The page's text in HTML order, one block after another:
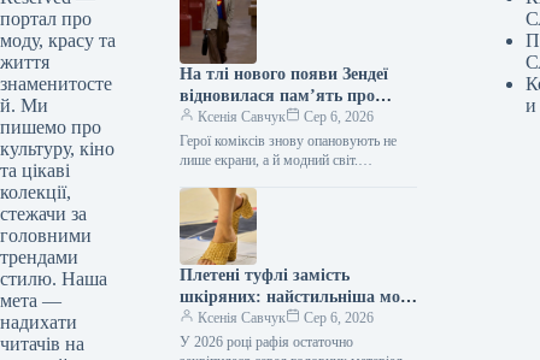
портал про
моду, красу та
життя
знаменитосте
й. Ми
пишемо про
культуру, кіно
та цікаві
колекції,
стежачи за
головними
трендами
стилю. Наша
мета —
надихати
читачів на
На тлі нового появи Зендеї
відновилася пам’ять про
тенденцію 2000-х: супергерої
знову актуальні.
Ксенія Савчук
Сер 6, 2026
Герої коміксів знову опановують не
лише екрани, а й модний світ.
павук: Немає шляху додому” Зендея
знову продемонструвала…
Плетені туфлі замість
шкіряних: найстильніша мода
серпня 2026
Ксенія Савчук
Сер 6, 2026
У 2026 році рафія остаточно
и